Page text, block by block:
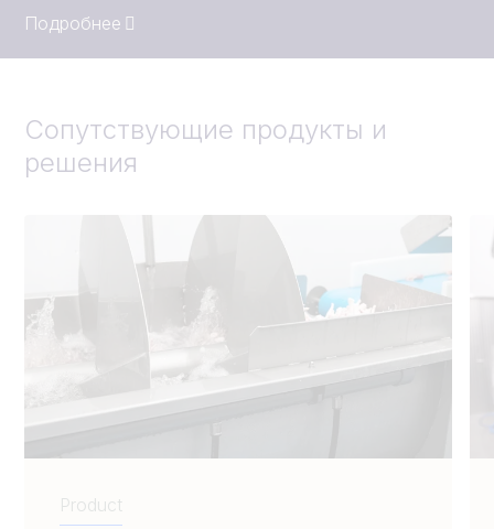
Подробнее
Сопутствующие продукты и
решения
Product